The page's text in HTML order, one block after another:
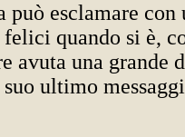
esclamare con
quando si è,
avuta una grande
ultimo